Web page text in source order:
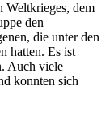
Weltkrieges, dem
den
die unter den
hatten. Es ist
Auch viele
konnten sich